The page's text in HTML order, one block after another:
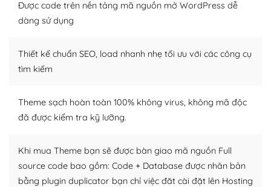
thiết kế tốt, bạn có thể tự sửa đổi. Nếu không bạn có thể
tìm kiếm chúng trên Internet hoặc nhờ chuyên gia.
– Sở hữu một cộng đồng lớn, sẵn sàng hỗ trợ
khổng lồ được kiểm duyệt bởi các nhân viên và những
người cuồng tín WordPress.
Nếu bạn gặp khó khăn, bạn có thể lên mạng và tìm
kiếm những cộng đồng WordPress, họ sẽ giúp bạn trả
lời, giải đáp vấn đề của bạn.
Được code trên nền tảng mã nguồn mở WordPress dễ
dàng sử dụng
Thiết kế chuẩn SEO, load nhanh nhẹ tối ưu với các công cụ
tìm kiếm
Theme sạch hoàn toàn 100% không virus, không mã độc
đã được kiểm tra kỹ lưỡng.
Khi mua Theme bạn sẽ được bàn giao mã nguồn Full
source code bao gồm: Code + Database được nhân bản
bằng plugin duplicator bạn chỉ việc đăt cài đặt lên Hosting